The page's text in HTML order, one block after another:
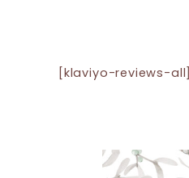
[klaviyo-reviews-all]